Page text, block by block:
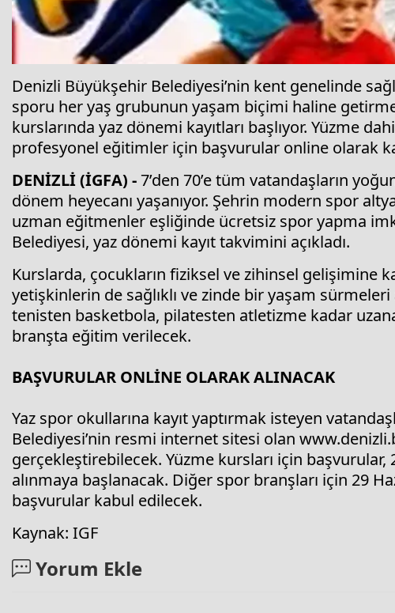
Denizli Büyükşehir Belediyesi’nin kent genelinde
sporu her yaş grubunun yaşam biçimi haline
kurslarında yaz dönemi kayıtları başlıyor. Yüzme
profesyonel eğitimler için başvurular online olarak
DENİZLİ (İGFA) -7’den 70’e tüm vatandaşların
dönem heyecanı yaşanıyor. Şehrin modern spor
uzman eğitmenler eşliğinde ücretsiz spor yapma
Belediyesi, yaz dönemi kayıt takvimini açıkladı.
Kurslarda, çocukların fiziksel ve zihinsel gelişimine
yetişkinlerin de sağlıklı ve zinde bir yaşam
tenisten basketbola, pilatesten atletizme kadar
branşta eğitim verilecek.
BAŞVURULAR ONLİNE OLARAK ALINACAK
Yaz spor okullarına kayıt yaptırmak isteyen
Belediyesi’nin resmi internet sitesi olan
gerçekleştirebilecek. Yüzme kursları için
alınmaya başlanacak. Diğer spor branşları için 29
başvurular kabul edilecek.
Kaynak: IGF
Yorum Ekle